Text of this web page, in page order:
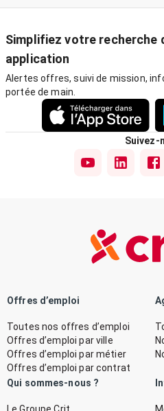
Simplifiez votre recherche
application
Alertes offres, suivi de mission,
portée de main.
Suivez-
Offres d’emploi
Toutes nos offres d’emploi
Offres d’emploi par ville
Offres d’emploi par métier
Offres d’emploi par contrat
Qui sommes-nous ?